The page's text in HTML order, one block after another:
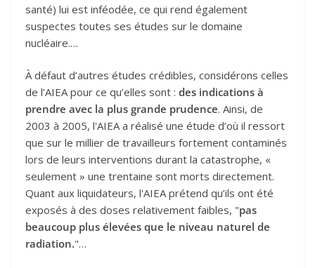
santé) lui est inféodée, ce qui rend également
suspectes toutes ses études sur le domaine
nucléaire.…
À défaut d’autres études crédibles, considérons celles
de l’AIEA pour ce qu’elles sont : des indications à
prendre avec la plus grande prudence. Ainsi, de
2003 à 2005, l'AIEA a réalisé une étude d’où il ressort
que sur le millier de travailleurs fortement contaminés
lors de leurs interventions durant la catastrophe, «
seulement » une trentaine sont morts directement.
Quant aux liquidateurs, l'AIEA prétend qu’ils ont été
exposés à des doses relativement faibles, "pas
beaucoup plus élevées que le niveau naturel de
radiation."…